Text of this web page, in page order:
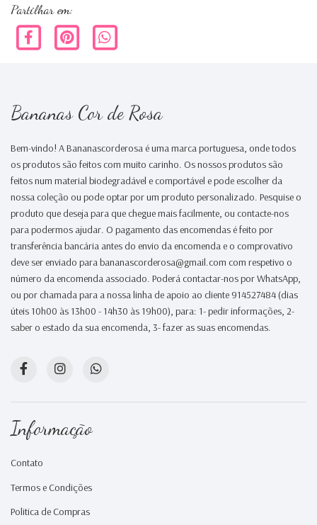
Partilhar em:
Bananas Cor de Rosa
Bem-vindo! A Bananascorderosa é uma marca portuguesa, onde todos
os produtos são feitos com muito carinho. Os nossos produtos são
feitos num material biodegradável e comportável e pode escolher da
nossa coleção ou pode optar por um produto personalizado. Pesquise o
produto que deseja para que chegue mais facilmente, ou contacte-nos
para podermos ajudar. O pagamento das encomendas é feito por
transferência bancária antes do envio da encomenda e o comprovativo
deve ser enviado para bananascorderosa@gmail.com com respetivo o
número da encomenda associado. Poderá contactar-nos por WhatsApp,
ou por chamada para a nossa linha de apoio ao cliente 914527484 (dias
úteis 10h00 às 13h00 - 14h30 às 19h00), para: 1- pedir informações, 2-
saber o estado da sua encomenda, 3- fazer as suas encomendas.
Informação
Contato
Termos e Condições
Politica de Compras